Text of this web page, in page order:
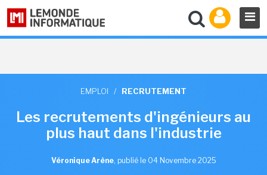
EMPLOI / RECRUTEMENT
Les recrutements d'ingénieurs au
plus haut dans l'industrie
Véronique Arène, publié le 04 Novembre 2025